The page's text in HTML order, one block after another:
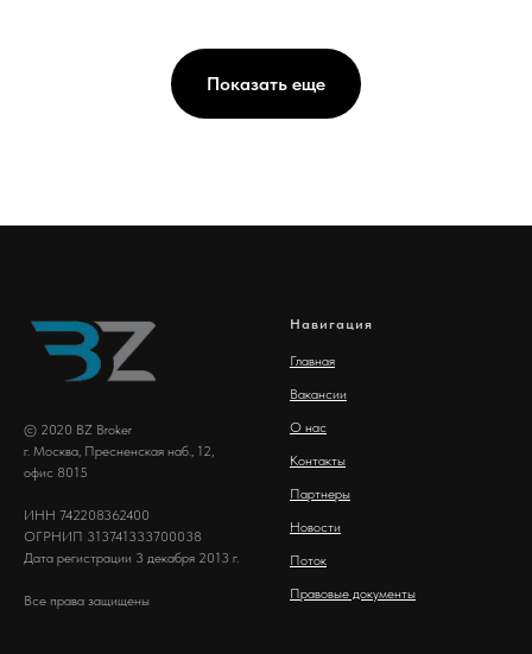
Показать еще
© 2020 BZ Broker
г. Москва, Пресненская наб., 12,
офис 8015
ИНН 742208362400
ОГРНИП 313741333700038
Дата регистрации 3 декабря 2013 г.
Все права защищены
Навигация
Главная
Вакансии
О нас
Контакты
Партнеры
Новости
Поток
Правовые документы